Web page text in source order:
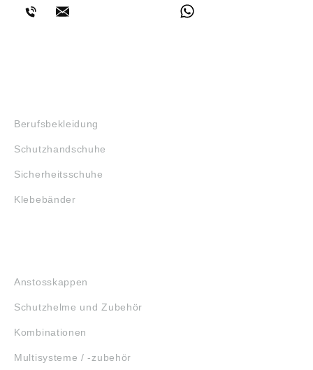
Berufsbekleidung
Schutzhandschuhe
Sicherheitsschuhe
Klebebänder
Anstosskappen
Schutzhelme und Zubehör
Kombinationen
Multisysteme / -zubehör